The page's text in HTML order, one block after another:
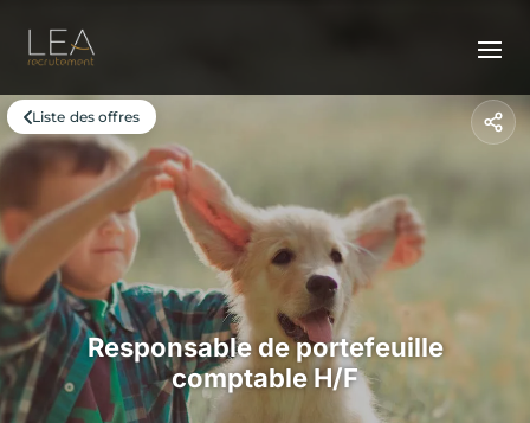
Liste des offres
Responsable de portefeuille
comptable H/F